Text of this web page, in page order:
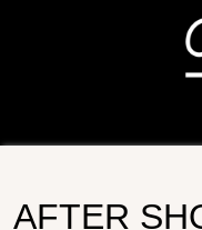
AFTER